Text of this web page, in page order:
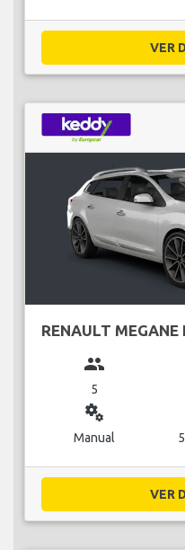
VER
RENAULT MEGANE
group
5
miscellaneous_services
Manual
VER